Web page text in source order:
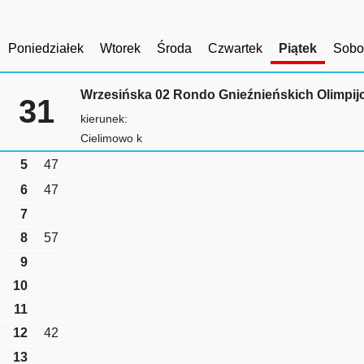
Poniedziałek Wtorek Środa Czwartek Piątek
31 Wrzesińska 02 Rondo Gnieźnieńskich
kierunek:
Cielimowo k
5
47
6
47
7
8
57
9
10
11
12
42
13